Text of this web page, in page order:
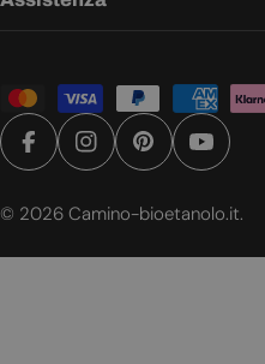
Metodi
di
pagamento
FacebookInstagramPinterestYouTube
© 2026 Camino-bioetanolo.it.